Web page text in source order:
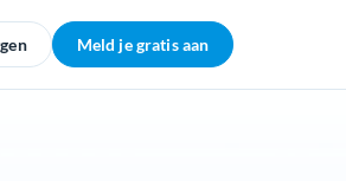
Meld je gratis aan